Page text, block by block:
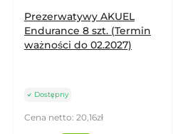
Prezerwatywy AKUEL
Endurance 8 szt. (Termin
ważności do 02.2027)
Dostępny
Cena netto: 20,16zł